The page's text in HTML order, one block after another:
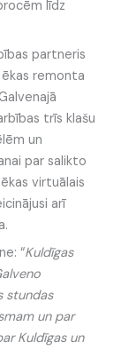
līdz
partneris
ēkas remonta
trīs klašu
un
par salikto
virtuālais
arī
“Kuldīgas
stundas
un par
Kuldīgas un